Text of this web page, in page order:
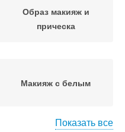
Образ макияж и
прическа
Макияж с белым
Показать все